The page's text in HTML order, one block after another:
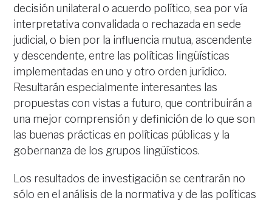
decisión unilateral o acuerdo político, sea por vía
interpretativa convalidada o rechazada en sede
judicial, o bien por la influencia mutua, ascendente
y descendente, entre las políticas lingüísticas
implementadas en uno y otro orden jurídico.
Resultarán especialmente interesantes las
propuestas con vistas a futuro, que contribuirán a
una mejor comprensión y definición de lo que son
las buenas prácticas en políticas públicas y la
gobernanza de los grupos lingüísticos.
Los resultados de investigación se centrarán no
sólo en el análisis de la normativa y de las políticas